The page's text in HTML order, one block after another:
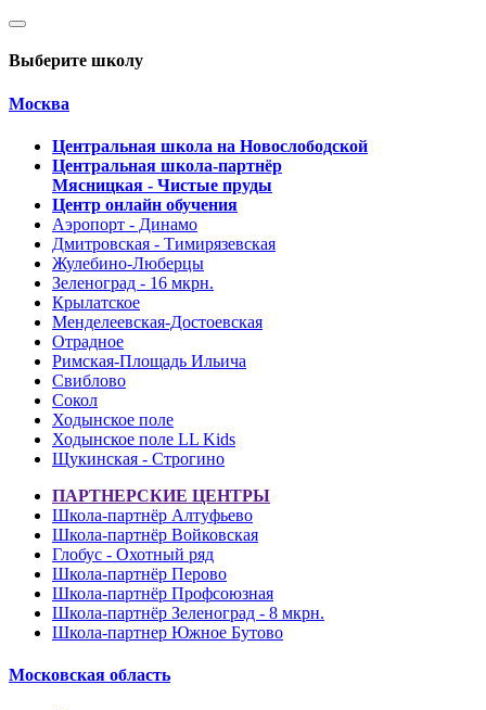
Выберите школу
Москва
Центральная школа на Новослободской
Центральная школа-партнёр
Мясницкая - Чистые пруды
Центр онлайн обучения
Аэропорт - Динамо
Дмитровская - Тимирязевская
Жулебино-Люберцы
Зеленоград - 16 мкрн.
Крылатское
Менделеевская-Достоевская
Отрадное
Римская-Площадь Ильича
Свиблово
Сокол
Ходынское поле
Ходынское поле LL Kids
Щукинская - Строгино
ПАРТНЕРСКИЕ ЦЕНТРЫ
Школа-партнёр Алтуфьево
Школа-партнёр Войковская
Глобус - Охотный ряд
Школа-партнёр Перово
Школа-партнёр Профсоюзная
Школа-партнёр Зеленоград - 8 мкрн.
Школа-партнер Южное Бутово
Московская область